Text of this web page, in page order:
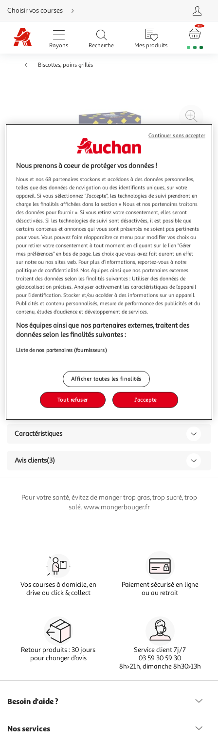
Aller
directement
au
contenu
Aller
directement
Aller
Choisir vos courses
Rayons Recherche Mes produits
Biscottes, pains grillés
à
5.0 (3)
PASQUIER
Tartines de pain grillé au blé complet
En savoir +
240g 2x12 tranches
Vous voulez connaître le prix de ce produit ?
Description
Caractéristiques
Avis clients(3)
Pour votre santé, évitez de manger trop gras, trop sucré, trop
salé. www.mangerbouger.fr
Vos courses à domicile, en
drive ou click & collect
Paiement sécurisé en ligne
ou au retrait
Retour produits : 30 jours
pour changer d’avis
Service client 7j/7
03 59 30 59 30
8h>21h, dimanche 8h30>13h
Besoin d'aide ?
Nos services
Nous prenons à coeur de protéger vos données !
Nous et nos 68 partenaires stockons et accédons à des données personnelles,
telles que des données de navigation ou des identifiants uniques, sur votre
appareil. Si vous sélectionnez "J'accepte", les technologies de suivi prendront en
charge les finalités affichées dans la section « Nous et nos partenaires traitons
des données pour fournir ». Si vous retirez votre consentement, elles seront
désactivées. Si les technologies de suivi sont désactivées, il est possible que
certains contenus et annonces qui vous sont présentés ne soient pas pertinents
pour vous. Vous pouvez faire réapparaître ce menu pour modifier vos choix ou
pour retirer votre consentement à tout moment en cliquant sur le lien "Gérer
mes préférences" en bas de page. Les choix que vous avez fait auront un effet
sur notre ou nos sites web. Pour plus d’informations, reportez-vous à notre
politique de confidentialité. Nos équipes ainsi que nos partenaires externes
traitent des données selon les finalités suivantes : Utiliser des données de
géolocalisation précises. Analyser activement les caractéristiques de l’appareil
pour l’identification. Stocker et/ou accéder à des informations sur un appareil.
Publicités et contenu personnalisés, mesure de performance des publicités et du
contenu, études d’audience et développement de services.
Nos équipes ainsi que nos partenaires externes, traitent des
données selon les finalités suivantes :
Liste de nos partenaires (fournisseurs)
Afficher toutes les finalités
Tout refuser J'accepte
Continuer sans accepter